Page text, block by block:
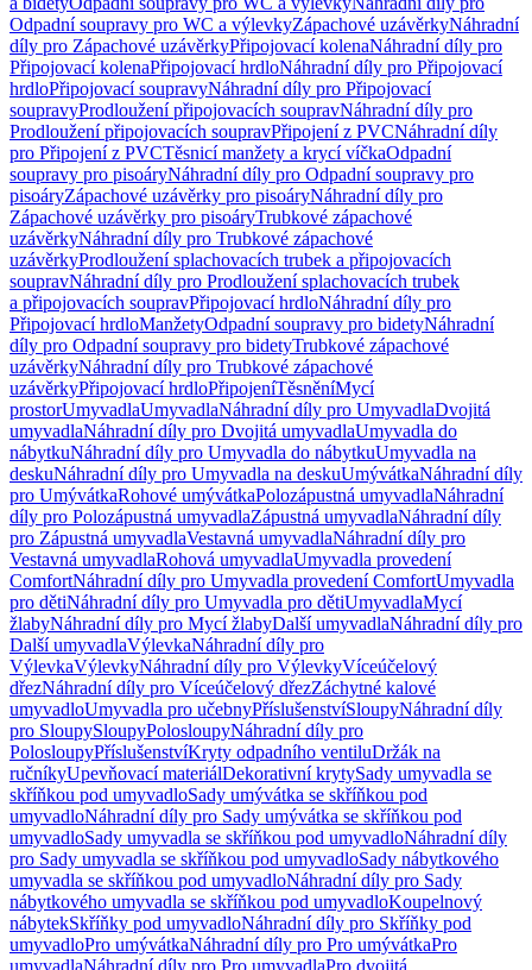
Odpadní soupravy pro WC a výlevkyZápachové uzávěrkyNáhradní
díly pro Zápachové uzávěrkyPřipojovací kolenaNáhradní díly pro
Připojovací kolenaPřipojovací hrdloNáhradní díly pro Připojovací
hrdloPřipojovací soupravyNáhradní díly pro Připojovací
soupravyProdloužení připojovacích soupravNáhradní díly pro
Prodloužení připojovacích soupravPřipojení z PVCNáhradní díly
pro Připojení z PVCTěsnicí manžety a krycí víčkaOdpadní
soupravy pro pisoáryNáhradní díly pro Odpadní soupravy pro
pisoáryZápachové uzávěrky pro pisoáryNáhradní díly pro
Zápachové uzávěrky pro pisoáryTrubkové zápachové
uzávěrkyNáhradní díly pro Trubkové zápachové
uzávěrkyProdloužení splachovacích trubek a připojovacích
soupravNáhradní díly pro Prodloužení splachovacích trubek
a připojovacích soupravPřipojovací hrdloNáhradní díly pro
Připojovací hrdloManžetyOdpadní soupravy pro bidetyNáhradní
díly pro Odpadní soupravy pro bidetyTrubkové zápachové
uzávěrkyNáhradní díly pro Trubkové zápachové
uzávěrkyPřipojovací hrdloPřipojeníTěsněníMycí
prostorUmyvadlaUmyvadlaNáhradní díly pro UmyvadlaDvojitá
umyvadlaNáhradní díly pro Dvojitá umyvadlaUmyvadla do
nábytkuNáhradní díly pro Umyvadla do nábytkuUmyvadla na
deskuNáhradní díly pro Umyvadla na deskuUmývátkaNáhradní díly
pro UmývátkaRohové umývátkaPolozápustná umyvadlaNáhradní
díly pro Polozápustná umyvadlaZápustná umyvadlaNáhradní díly
pro Zápustná umyvadlaVestavná umyvadlaNáhradní díly pro
Vestavná umyvadlaRohová umyvadlaUmyvadla provedení
ComfortNáhradní díly pro Umyvadla provedení ComfortUmyvadla
pro dětiNáhradní díly pro Umyvadla pro dětiUmyvadlaMycí
žlabyNáhradní díly pro Mycí žlabyDalší umyvadlaNáhradní díly pro
Další umyvadlaVýlevkaNáhradní díly pro
VýlevkaVýlevkyNáhradní díly pro VýlevkyVíceúčelový
dřezNáhradní díly pro Víceúčelový dřezZáchytné kalové
umyvadloUmyvadla pro učebnyPříslušenstvíSloupyNáhradní díly
pro SloupySloupyPolosloupyNáhradní díly pro
PolosloupyPříslušenstvíKryty odpadního ventiluDržák na
ručníkyUpevňovací materiálDekorativní krytySady umyvadla se
skříňkou pod umyvadloSady umývátka se skříňkou pod
umyvadloNáhradní díly pro Sady umývátka se skříňkou pod
umyvadloSady umyvadla se skříňkou pod umyvadloNáhradní díly
pro Sady umyvadla se skříňkou pod umyvadloSady nábytkového
umyvadla se skříňkou pod umyvadloNáhradní díly pro Sady
nábytkového umyvadla se skříňkou pod umyvadloKoupelnový
nábytekSkříňky pod umyvadloNáhradní díly pro Skříňky pod
umyvadloPro umývátkaNáhradní díly pro Pro umývátkaPro
umyvadlaNáhradní díly pro Pro umyvadlaPro dvojitá